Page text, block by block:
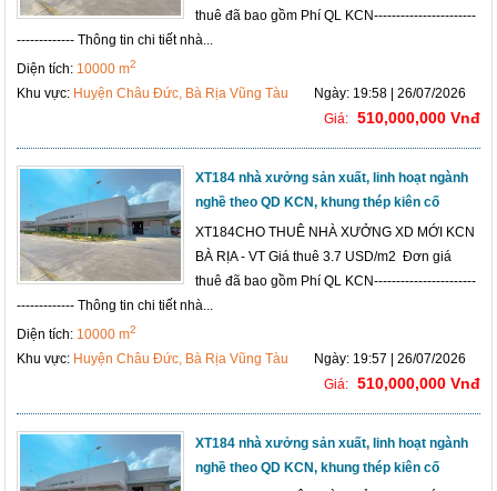
thuê đã bao gồm Phí QL KCN-----------------------
------------- Thông tin chi tiết nhà...
Diện tích: 10000 m2
Khu vực: Huyện Châu Đức, Bà Rịa Vũng Tàu
Ngày: 19:58 | 26/07/2026
Giá: 510,000,000 Vnđ
XT184 nhà xưởng sản xuất, linh hoạt ngành
nghề theo QD KCN, khung thép kiên cố
XT184CHO THUÊ NHÀ XƯỞNG XD MỚI KCN
BÀ RỊA - VT Giá thuê 3.7 USD/m2 Đơn giá
thuê đã bao gồm Phí QL KCN-----------------------
------------- Thông tin chi tiết nhà...
Diện tích: 10000 m2
Khu vực: Huyện Châu Đức, Bà Rịa Vũng Tàu
Ngày: 19:57 | 26/07/2026
Giá: 510,000,000 Vnđ
XT184 nhà xưởng sản xuất, linh hoạt ngành
nghề theo QD KCN, khung thép kiên cố